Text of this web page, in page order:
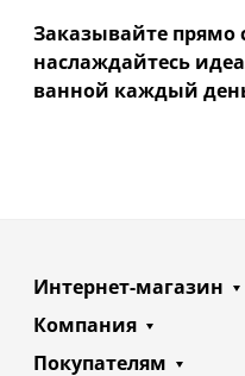
Заказывайте прямо
наслаждайтесь
ванной каждый
Интернет-магазин
Компания
Покупателям